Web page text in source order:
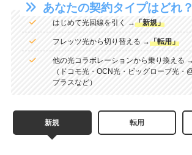
あなたの契約タイプはどれ？
はじめて光回線を引く →「新規」
フレッツ光から切り替える →「転用」
他の光コラボレーションから乗り換える
（ドコモ光・OCN光・ビッグローブ光・
プラスなど）
新規 転用